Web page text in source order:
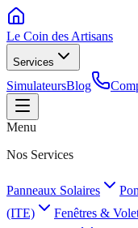
Le Coin des Artisans
Services
SimulateursBlog
Menu
Nos Services
Panneaux Solaires
(ITE)
Fenêtres &